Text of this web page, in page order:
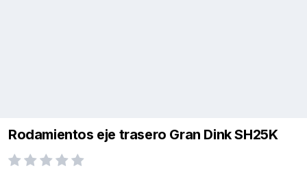
Rodamientos eje trasero Gran Dink SH25K